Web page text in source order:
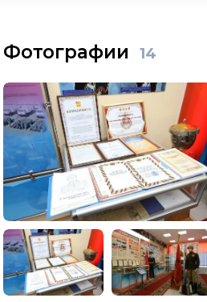
Фотографии 14